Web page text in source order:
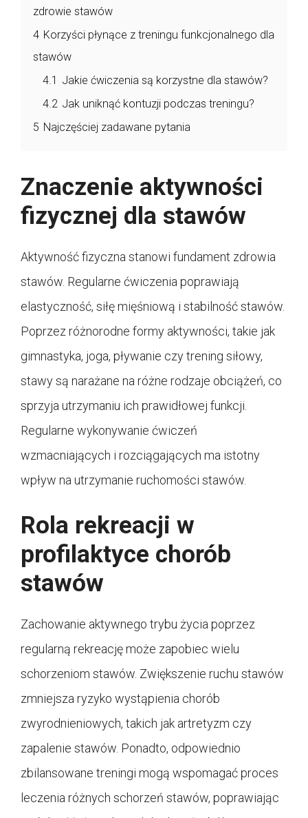
zdrowie stawów
4 Korzyści płynące z treningu funkcjonalnego dla
stawów
4.1 Jakie ćwiczenia są korzystne dla stawów?
4.2 Jak uniknąć kontuzji podczas treningu?
5 Najczęściej zadawane pytania
Znaczenie aktywności
fizycznej dla stawów
Aktywność fizyczna stanowi fundament zdrowia
stawów. Regularne ćwiczenia poprawiają
elastyczność, siłę mięśniową i stabilność stawów.
Poprzez różnorodne formy aktywności, takie jak
gimnastyka, joga, pływanie czy trening siłowy,
stawy są narażane na różne rodzaje obciążeń, co
sprzyja utrzymaniu ich prawidłowej funkcji.
Regularne wykonywanie ćwiczeń
wzmacniających i rozciągających ma istotny
wpływ na utrzymanie ruchomości stawów.
Rola rekreacji w
profilaktyce chorób
stawów
Zachowanie aktywnego trybu życia poprzez
regularną rekreację może zapobiec wielu
schorzeniom stawów. Zwiększenie ruchu stawów
zmniejsza ryzyko wystąpienia chorób
zwyrodnieniowych, takich jak artretyzm czy
zapalenie stawów. Ponadto, odpowiednio
zbilansowane treningi mogą wspomagać proces
leczenia różnych schorzeń stawów, poprawiając